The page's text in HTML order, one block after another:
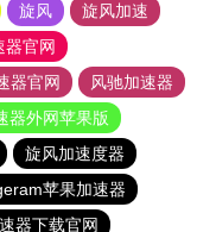
旋风
旋风加速
器官网
器官网
风驰加速器
器外网苹果版
旋风加速度器
苹果加速器
器下载官网